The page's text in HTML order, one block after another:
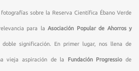
sobre la Reserva Científica Ébano Verde
para la Asociación Popular de Ahorros y
doble significación. En primer lugar, nos llena de
vieja aspiración de la Fundación Progressiode